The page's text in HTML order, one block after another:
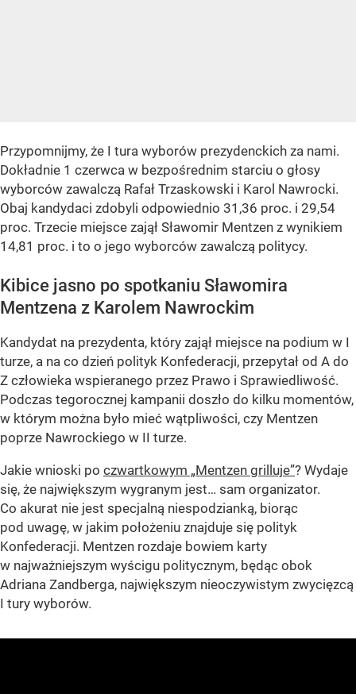
Przypomnijmy, że I tura wyborów prezydenckich za nami.
Dokładnie 1 czerwca w bezpośrednim starciu o głosy
wyborców zawalczą Rafał Trzaskowski i Karol Nawrocki.
Obaj kandydaci zdobyli odpowiednio 31,36 proc. i 29,54
proc. Trzecie miejsce zajął Sławomir Mentzen z wynikiem
14,81 proc. i to o jego wyborców zawalczą politycy.
Kibice jasno po spotkaniu Sławomira
Mentzena z Karolem Nawrockim
Kandydat na prezydenta, który zajął miejsce na podium w I
turze, a na co dzień polityk Konfederacji, przepytał od A do
Z człowieka wspieranego przez Prawo i Sprawiedliwość.
Podczas tegorocznej kampanii doszło do kilku momentów,
w którym można było mieć wątpliwości, czy Mentzen
poprze Nawrockiego w II turze.
Jakie wnioski po czwartkowym „Mentzen grilluje”? Wydaje
się, że największym wygranym jest… sam organizator.
Co akurat nie jest specjalną niespodzianką, biorąc
pod uwagę, w jakim położeniu znajduje się polityk
Konfederacji. Mentzen rozdaje bowiem karty
w najważniejszym wyścigu politycznym, będąc obok
Adriana Zandberga, największym nieoczywistym zwycięzcą
I tury wyborów.